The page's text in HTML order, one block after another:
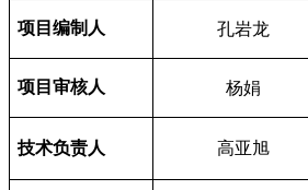
项目编制人 孔岩龙
项目审核人 杨娟
技术负责人 高亚旭